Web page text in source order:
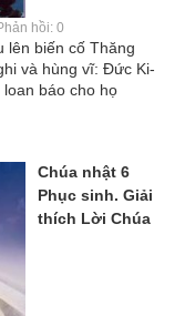
hồi: 0
lên biến cố Thăng
và hùng vĩ: Đức Ki-
báo cho họ
Chúa nhật 6
Phục sinh. Giải
thích Lời Chúa